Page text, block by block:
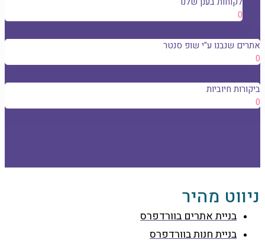
0
אתרים שנבנו ע"י שופ סנטר
0
ביקורות חיוביות
0
ניווט מהיר
בניית אתרים בוורדפרס
בניית חנות בוורדפרס